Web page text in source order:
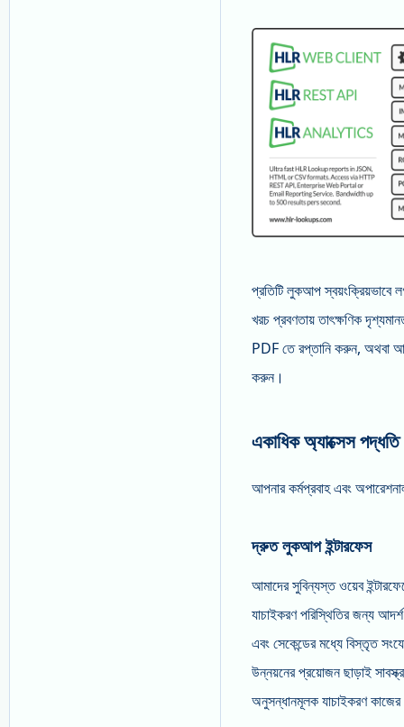
প্রতিটি লুকআপ স্বয়ংক্রিয়ভাবে
খরচ প্রবণতায় তাৎক্ষণিক
PDF তে রপ্তানি করুন, অথবা
করুন।
একাধিক অ্যাক্সেস পদ্ধতি
আপনার কর্মপ্রবাহ এবং
দ্রুত লুকআপ ইন্টারফেস
আমাদের সুবিন্যস্ত ওয়েব
যাচাইকরণ পরিস্থিতির জন্য
এবং সেকেন্ডের মধ্যে বিস্তৃত
উন্নয়নের প্রয়োজন ছাড়াই
অনুসন্ধানমূলক যাচাইকরণ